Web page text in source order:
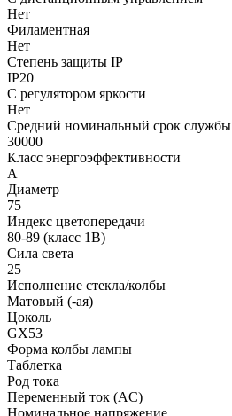
Нет
Филаментная
Нет
Степень защиты IP
IP20
С регулятором яркости
Нет
Средний номинальный срок службы
30000
Класс энергоэффективности
A
Диаметр
75
Индекс цветопередачи
80-89 (класс 1В)
Сила света
25
Исполнение стекла/колбы
Матовый (-ая)
Цоколь
GX53
Форма колбы лампы
Таблетка
Род тока
Переменный ток (AC)
Номинальное напряжение